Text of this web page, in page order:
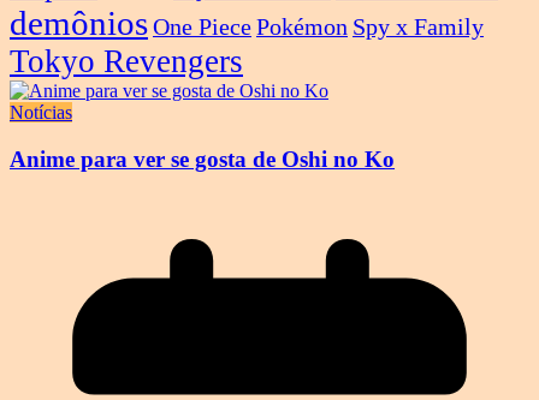
demôniosOne PiecePokémon Spy x Family
Tokyo Revengers
Notícias
Anime para ver se gosta de Oshi no Ko